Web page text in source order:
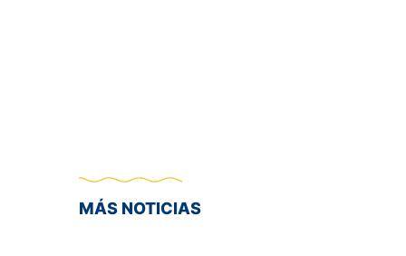
MÁS NOTICIAS